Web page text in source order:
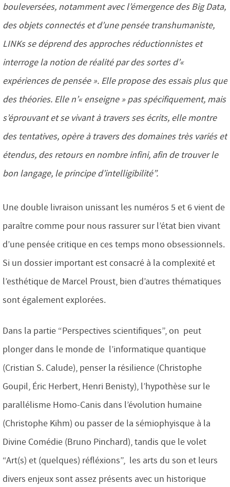
bouleversées, notamment avec l’émergence des Big Data,
des objets connectés et d’une pensée transhumaniste,
LINKs se déprend des approches réductionnistes et
interroge la notion de réalité par des sortes d’«
expériences de pensée ». Elle propose des essais plus que
des théories. Elle n’« enseigne » pas spécifiquement, mais
s’éprouvant et se vivant à travers ses écrits, elle montre
des tentatives, opère à travers des domaines très variés et
étendus, des retours en nombre infini, afin de trouver le
bon langage, le principe d’intelligibilité”.
Une double livraison unissant les numéros 5 et 6 vient de
paraître comme pour nous rassurer sur l’état bien vivant
d’une pensée critique en ces temps mono obsessionnels.
Si un dossier important est consacré à la complexité et
l’esthétique de Marcel Proust, bien d’autres thématiques
sont également explorées.
Dans la partie “Perspectives scientifiques”, on peut
plonger dans le monde de l’informatique quantique
(Cristian S. Calude), penser la résilience (Christophe
Goupil, Éric Herbert, Henri Benisty), l’hypothèse sur le
parallélisme Homo-Canis dans l’évolution humaine
(Christophe Kihm) ou passer de la sémiophyisque à la
Divine Comédie (Bruno Pinchard), tandis que le volet
“Art(s) et (quelques) réfléxions”, les arts du son et leurs
divers enjeux sont assez présents avec un historique